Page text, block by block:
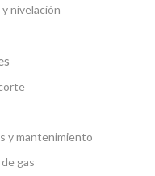
nivelación
y mantenimiento
gas